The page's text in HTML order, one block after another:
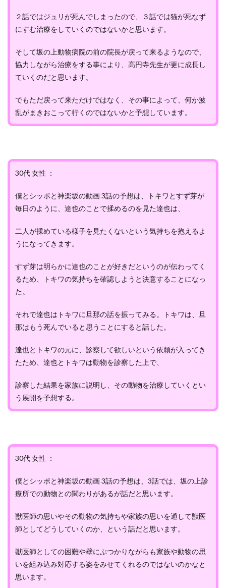
２話ではジュリが死んでしまったので、３話では猫が死なず
にすむ治療をしていくのではないかと思います。
そして坂の上動物病院の前の院長が戻って来るようなので、
協力しながら治療をする事により、高円寺先生が更に成長し
ていくのだと思います。
でもただ戻って来ただけではなく、その事によって、何か波
乱がまきおこって行くのではないかと予想しています。
30代 女性 ：
僕とシッポと神楽坂の動画 3話の予想は、トキワとすず芽が
毎日のように、達也のことで揉めるのを見た達也は、
二人が揉めている様子を見たくないという気持ちを抱えるよ
うになってきます。
すず芽は明らかに達也のことが好きだというのが伝わってく
るため、トキワの気持ちを確認しようと決意することになっ
た。
それで達也はトキワに旦那の話を振ってみる。トキワは、旦
那はもう死んでいると思うことにすると話した。
達也とトキワの元に、診察して欲しいという依頼が入ってき
たため、達也とトキワは動物を診察した上で、
診察した結果を家族に説明し、その動物を治療していくとい
う展開を予想する。
30代 女性 ：
僕とシッポと神楽坂の動画 3話の予想は、3話では、坂の上診
療所での動物との関わりがあるが話だと思います。
獣医師の思いやその動物の気持ちや家族の思いを通して獣医
師としてどうしていくのか、という話だと思います。
獣医師としての困難や壁にぶつかりながらも家族や動物の思
いを組み込み対応する姿をみせてくれるのではないのかなと
思います。